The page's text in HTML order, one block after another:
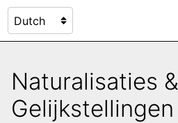
Naturalisaties &
Gelijkstellingen